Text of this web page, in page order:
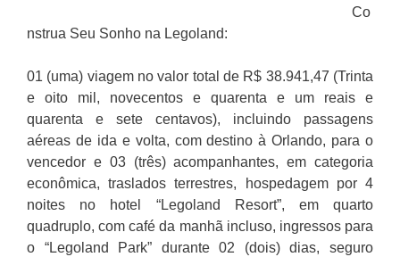
Co
nstrua Seu Sonho na Legoland:
01 (uma) viagem no valor total de R$ 38.941,47 (Trinta
e oito mil, novecentos e quarenta e um reais e
quarenta e sete centavos), incluindo passagens
aéreas de ida e volta, com destino à Orlando, para o
vencedor e 03 (três) acompanhantes, em categoria
econômica, traslados terrestres, hospedagem por 4
noites no hotel “Legoland Resort”, em quarto
quadruplo, com café da manhã incluso, ingressos para
o “Legoland Park” durante 02 (dois) dias, seguro